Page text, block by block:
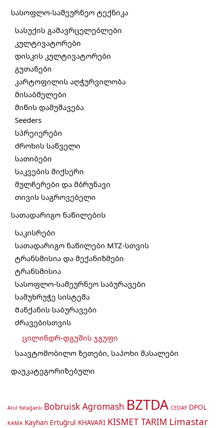
სასოფლო-სამეურნეო ტექნიკა
სასუქის გამავრცელებლები
კულტივატორები
დისკის კულტივატორები
გუთანები
კარტოფილის აღჭურვილობა
მისაბმელები
მიწის დამუშავება
Seeders
სპრეიერები
ძროხის საწველი
სათიბები
საკვების მიქსერი
მულჩერები და მბრუნავი
თივის საგროვებელი
სათადარიგო ნაწილების
საკისრები
სათადარიგო ნაწილები MTZ-სთვის
ტრანსმისია და მექანიზმები
ტრანსმისია
სასოფლო-სამეურნეო საბურავები
სამუხრუჭე სისტემა
Მანქანის საბურავები
ძრავებისთვის
ცილინდრ-დგუშის ჯგუფი
საავტომობილო ზეთები, საპოხი მასალები
დაუკატეგორიზებული
Anıl Yatağanlı Bobruisk Agromash BZTDA CEDAY DPOL
KAMA Kayhan Ertuğrul KHAVARI KISMET TARIM Limastar